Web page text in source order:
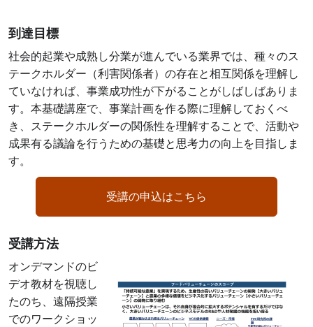
到達目標
社会的起業や成熟し分業が進んでいる業界では、種々のス
テークホルダー（利害関係者）の存在と相互関係を理解し
ていなければ、事業成功性が下がることがしばしばありま
す。本基礎講座で、事業計画を作る際に理解しておくべ
き、ステークホルダーの関係性を理解することで、活動や
成果有る議論を行うための基礎と思考力の向上を目指しま
す。
受講の申込はこちら
受講方法
Image
オンデマンドのビ
デオ教材を視聴し
たのち、遠隔授業
でのワークショッ